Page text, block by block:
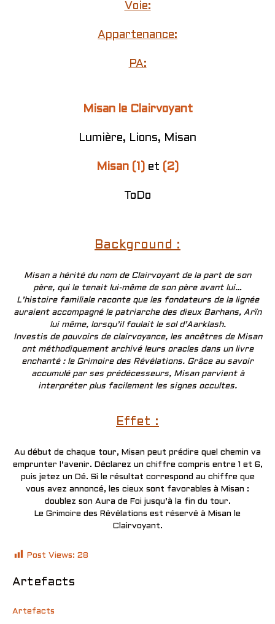
Voie:
Appartenance:
PA:
Misan le Clairvoyant
Lumière, Lions, Misan
Misan (1) et (2)
ToDo
Background :
Misan a hérité du nom de Clairvoyant de la part de son
père, qui le tenait lui-même de son père avant lui…
L’histoire familiale raconte que les fondateurs de la lignée
auraient accompagné le patriarche des dieux Barhans, Arïn
lui même, lorsqu’il foulait le sol d’Aarklash.
Investis de pouvoirs de clairvoyance, les ancêtres de Misan
ont méthodiquement archivé leurs oracles dans un livre
enchanté : le Grimoire des Révélations. Grâce au savoir
accumulé par ses prédécesseurs, Misan parvient à
interpréter plus facilement les signes occultes.
Effet :
Au début de chaque tour, Misan peut prédire quel chemin va
emprunter l’avenir. Déclarez un chiffre compris entre 1 et 6,
puis jetez un Dé. Si le résultat correspond au chiffre que
vous avez annoncé, les cieux sont favorables à Misan :
doublez son Aura de Foi jusqu’à la fin du tour.
Le Grimoire des Révélations est réservé à Misan le
Clairvoyant.
Post Views: 28
Artefacts
Artefacts